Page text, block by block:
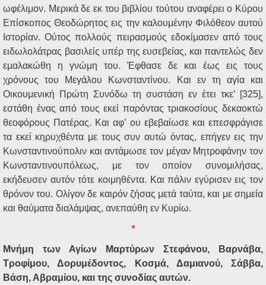
ωφέλιμον. Μερικά δε εκ του βιβλίου τούτου αναφέρει ο Κύρου
Επίσκοπος Θεοδώρητος εις την καλουμένην Φιλόθεον αυτού
Ιστορίαν. Ούτος πολλούς πειρασμούς εδοκίμασεν από τους
ειδωλολάτρας βασιλείς υπέρ της ευσεβείας, και παντελώς δεν
εμαλακώθη η γνώμη του. Έφθασε δε και έως εις τους
χρόνους του Μεγάλου Κωνσταντίνου. Και εν τη αγία και
Οικουμενική Πρώτη Συνόδω τη συστάση εν έτει τκε’ [325],
εστάθη ένας από τους εκεί παρόντας τριακοσίους δεκαοκτώ
θεοφόρους Πατέρας. Και αφ’ ου εβεβαίωσε και επεσφράγισε
τα εκεί κηρυχθέντα με τους συν αυτώ όντας, επήγεν εις την
Κωνσταντινούπολιν και αντάμωσε τον μέγαν Μητροφάνην τον
Κωνσταντινουπόλεως, με τον οποίον συνομιλήσας,
εκήδευσεν αυτόν τότε κοιμηθέντα. Και πάλιν εγύρισεν εις τον
θρόνον του. Ολίγον δε καιρόν ζήσας μετά ταύτα, και με σημεία
και θαύματα διαλάμψας, ανεπαύθη εν Κυρίω.
*
Μνήμη των Αγίων Μαρτύρων Στεφάνου, Βαρνάβα,
Τροφίμου, Δορυμέδοντος, Κοσμά, Δαμιανού, Σάββα,
Βάση, Αβραμίου, και της συνοδίας αυτών.